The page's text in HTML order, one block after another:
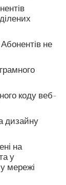
не
коду веб-
дизайну
на
у
мережі